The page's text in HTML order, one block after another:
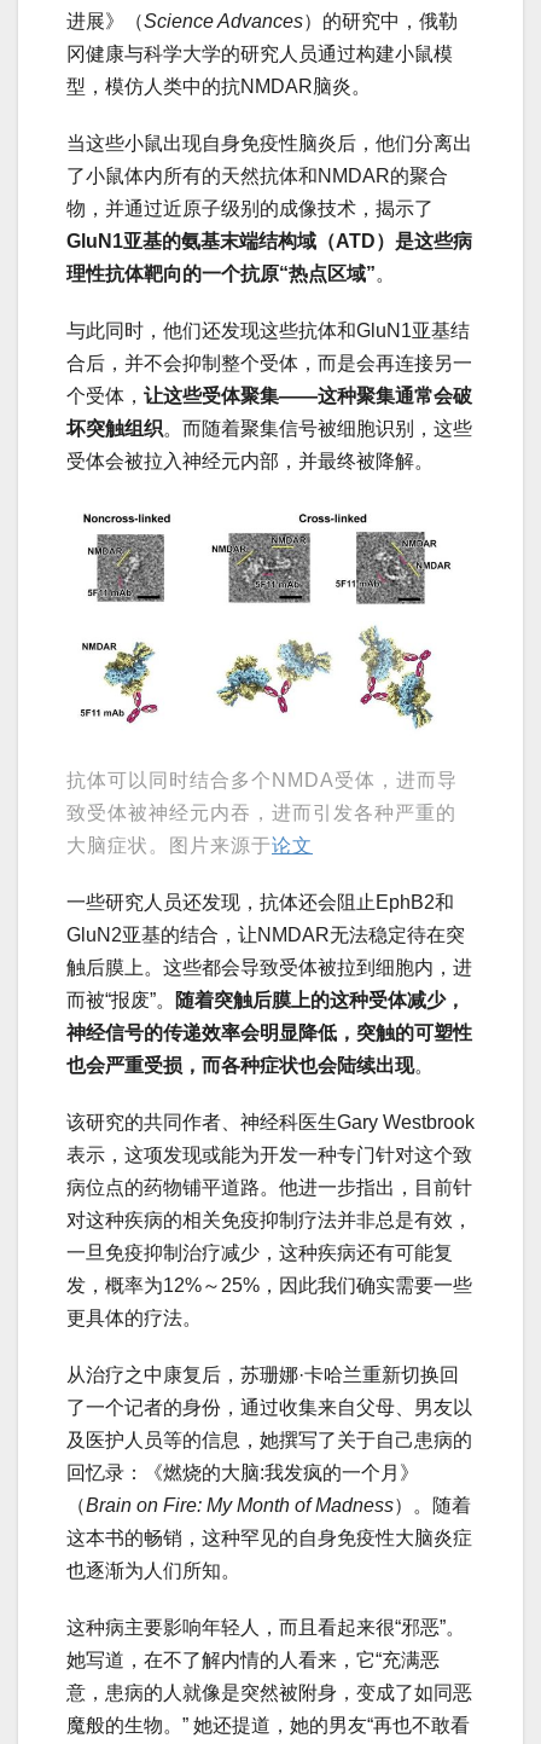
进展》（Science Advances）的研究中，俄勒
冈健康与科学大学的研究人员通过构建小鼠模
型，模仿人类中的抗NMDAR脑炎。
当这些小鼠出现自身免疫性脑炎后，他们分离出
了小鼠体内所有的天然抗体和NMDAR的聚合
物，并通过近原子级别的成像技术，揭示了
GluN1亚基的氨基末端结构域（ATD）是这些病
理性抗体靶向的一个抗原“热点区域”。
与此同时，他们还发现这些抗体和GluN1亚基结
合后，并不会抑制整个受体，而是会再连接另一
个受体， 让这些受体聚集——这种聚集通常会破
坏突触组织。而随着聚集信号被细胞识别，这些
受体会被拉入神经元内部，并最终被降解。
抗体可以同时结合多个NMDA受体，进而导
致受体被神经元内吞，进而引发各种严重的
大脑症状。图片来源于论文
一些研究人员还发现，抗体还会阻止EphB2和
GluN2亚基的结合，让NMDAR无法稳定待在突
触后膜上。这些都会导致受体被拉到细胞内，进
而被“报废”。
随着突触后膜上的这种受体减少，
神经信号的传递效率会明显降低，突触的可塑性
也会严重受损，而各种症状也会陆续出现。
该研究的共同作者、神经科医生Gary Westbrook
表示，这项发现或能为开发一种专门针对这个致
病位点的药物铺平道路。他进一步指出，目前针
对这种疾病的相关免疫抑制疗法并非总是有效，
一旦免疫抑制治疗减少，这种疾病还有可能复
发，概率为12%～25%，因此我们确实需要一些
更具体的疗法。
从治疗之中康复后，苏珊娜·卡哈兰重新切换回
了一个记者的身份，通过收集来自父母、男友以
及医护人员等的信息，她撰写了关于自己患病的
回忆录：《燃烧的大脑:我发疯的一个月》
（Brain on Fire: My Month of Madness）。随着
这本书的畅销，这种罕见的自身免疫性大脑炎症
也逐渐为人们所知。
这种病主要影响年轻人，而且看起来很“邪恶”。
她写道，在不了解内情的人看来，它“充满恶
意，患病的人就像是突然被附身，变成了如同恶
魔般的生物。” 她还提道，她的男友“再也不敢看